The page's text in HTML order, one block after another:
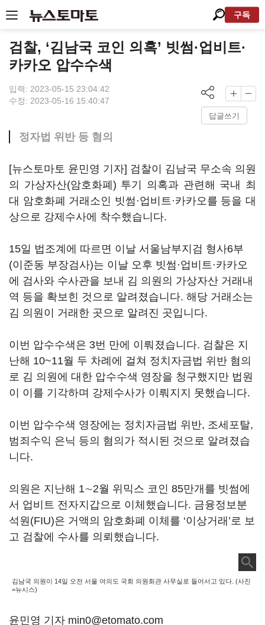
구독
검찰, ‘김남국 코인 의혹’ 빗썸·업비트·
카카오 압수수색
입력: 2023-05-15 23:04:42
수정: 2023-05-16 15:40:47
답글쓰기
정자법 위반 등 혐의
[뉴스토마토 윤민영 기자] 검찰이 김남국 무소속 의원
의 가상자산(암호화폐) 투기 의혹과 관련해 국내 최
대 암호화폐 거래소인 빗썸·업비트·카카오를 등을 대
상으로 강제수사에 착수했습니다.
15일 법조계에 따르면 이날 서울남부지검 형사6부
(이준동 부장검사)는 이날 오후 빗썸·업비트·카카오
에 검사와 수사관을 보내 김 의원의 가상자산 거래내
역 등을 확보힌 것으로 알려졌습니다. 해당 거래소는
김 의원이 거래한 곳으로 알려진 곳입니다.
이번 압수수색은 3번 만에 이뤄졌습니다. 검찰은 지
난해 10~11월 두 차례에 걸쳐 정치자금법 위반 혐의
로 김 의원에 대한 압수수색 영장을 청구했지만 법원
이 이를 기각하며 강제수사가 이뤄지지 못했습니다.
이번 압수수색 영장에는 정치자금법 위반, 조세포탈,
범죄수익 은닉 등의 혐의가 적시된 것으로 알려졌습
니다.
의원은 지난해 1∼2월 위믹스 코인 85만개를 빗썸에
서 업비트 전자지갑으로 이체했습니다. 금융정보분
석원(FIU)은 거액의 암호화폐 이체를 ‘이상거래’로 보
고 검찰에 수사를 의뢰했습니다.
김남국 의원이 14일 오전 서울 여의도 국회 의원회관 사무실로 들어서고 있다. (사진
=뉴시스)
윤민영 기자 min0@etomato.com